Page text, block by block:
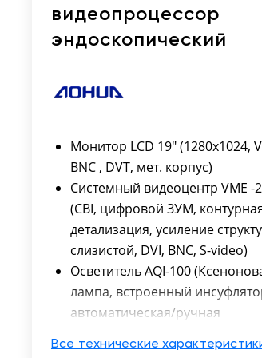
видеопроцессор
эндоскопический
Монитор LCD 19" (1280x1024,
BNC , DVT, мет. корпус)
Системный видеоцентр VME -
(CBI, цифровой ЗУМ,
детализация, усиление
слизистой, DVI, BNC, S-video)
Осветитель AQI-100
лампа, встроенный
автоматическая/ручная
Виртуальная хромоскопия
Все технические